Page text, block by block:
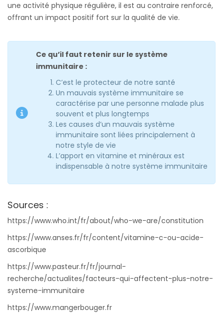
une activité physique régulière, il est au contraire renforcé,
offrant un impact positif fort sur la qualité de vie.
Ce qu’il faut retenir sur le système
immunitaire :
C’est le protecteur de notre santé
Un mauvais système immunitaire se
caractérise par une personne malade plus
souvent et plus longtemps
Les causes d’un mauvais système
immunitaire sont liées principalement à
notre style de vie
L’apport en vitamine et minéraux est
indispensable à notre système immunitaire
Sources :
https://www.who.int/fr/about/who-we-are/constitution
https://www.anses.fr/fr/content/vitamine-c-ou-acide-
ascorbique
https://www.pasteur.fr/fr/journal-
recherche/actualites/facteurs-qui-affectent-plus-notre-
systeme-immunitaire
https://www.mangerbouger.fr